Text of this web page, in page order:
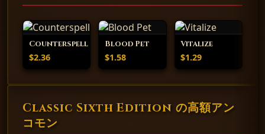
Counterspell
$2.36
Blood Pet
$1.58
Vitalize
$1.29
Classic Sixth Edition の高額アン
コモン